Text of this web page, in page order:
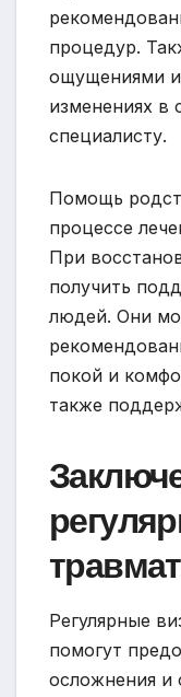
процедур.
ощущениями
изменениях в
специалисту.
Помощь
процессе
При
получить
людей. Они
покой и
также
Регулярные
помогут
осложнения и